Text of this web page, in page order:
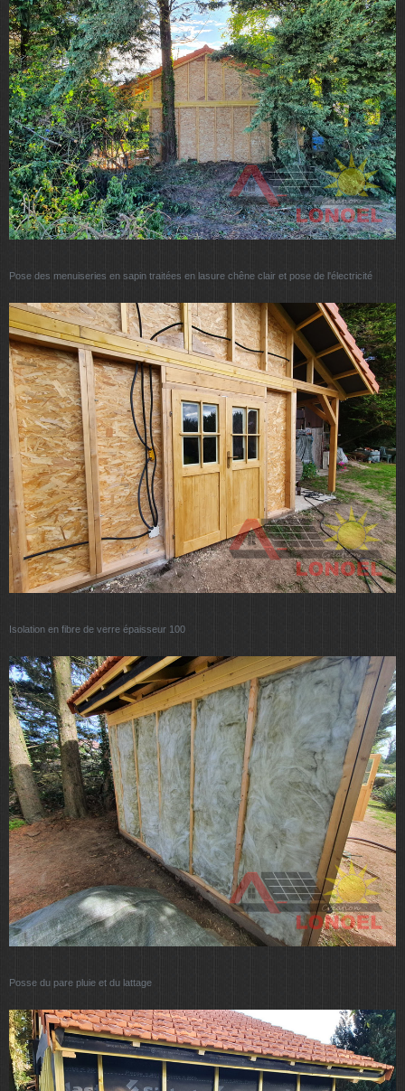
Pose des menuiseries en sapin traitées en lasure chêne clair et pose de l'électricité
Isolation en fibre de verre épaisseur 100
Posse du pare pluie et du lattage